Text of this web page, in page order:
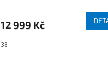
12 999 Kč
38